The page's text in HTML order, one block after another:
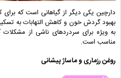
دارچین یکی دیگر از گیاهانی است که
بهبود گردش خون و کاهش التهابات به
به ویژه برای سردردهای ناشی از
مناسب است.
روغن رزماری و ماساژ پیشانی